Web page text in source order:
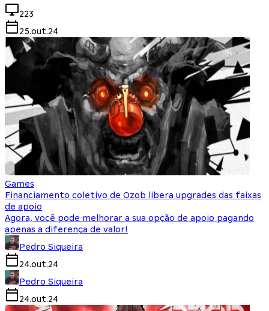
223
25.out.24
Games
Financiamento coletivo de Ozob libera upgrades das faixas
de apoio
Agora, você pode melhorar a sua opção de apoio pagando
apenas a diferença de valor!
Pedro Siqueira
24.out.24
Pedro Siqueira
24.out.24